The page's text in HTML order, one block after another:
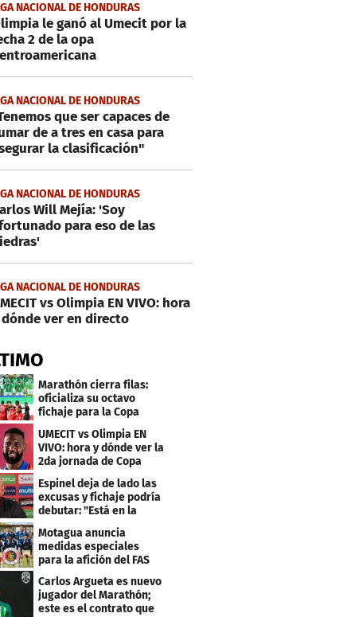
NACIONAL DE HONDURAS
le ganó al Umecit por la
2 de la opa
NACIONAL DE HONDURAS
que ser capaces de
de a tres en casa para
la clasificación"
NACIONAL DE HONDURAS
Will Mejía: 'Soy
para eso de las
NACIONAL DE HONDURAS
vs Olimpia EN VIVO: hora
ver en directo
Marathón cierra filas:
oficializa su octavo
fichaje para la Copa
Centroamericana
UMECIT vs Olimpia EN
VIVO: hora y dónde ver la
2da jornada de Copa
Centroamericana
Espinel deja de lado las
excusas y fichaje podría
debutar: "Está en la
Motagua anuncia
medidas especiales
para la afición del FAS
de El Salvador
Carlos Argueta es nuevo
jugador del Marathón;
este es el contrato que